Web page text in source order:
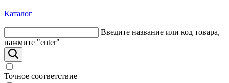
Каталог
Введите название или код товара,
нажмите "enter"
Точное соответствие